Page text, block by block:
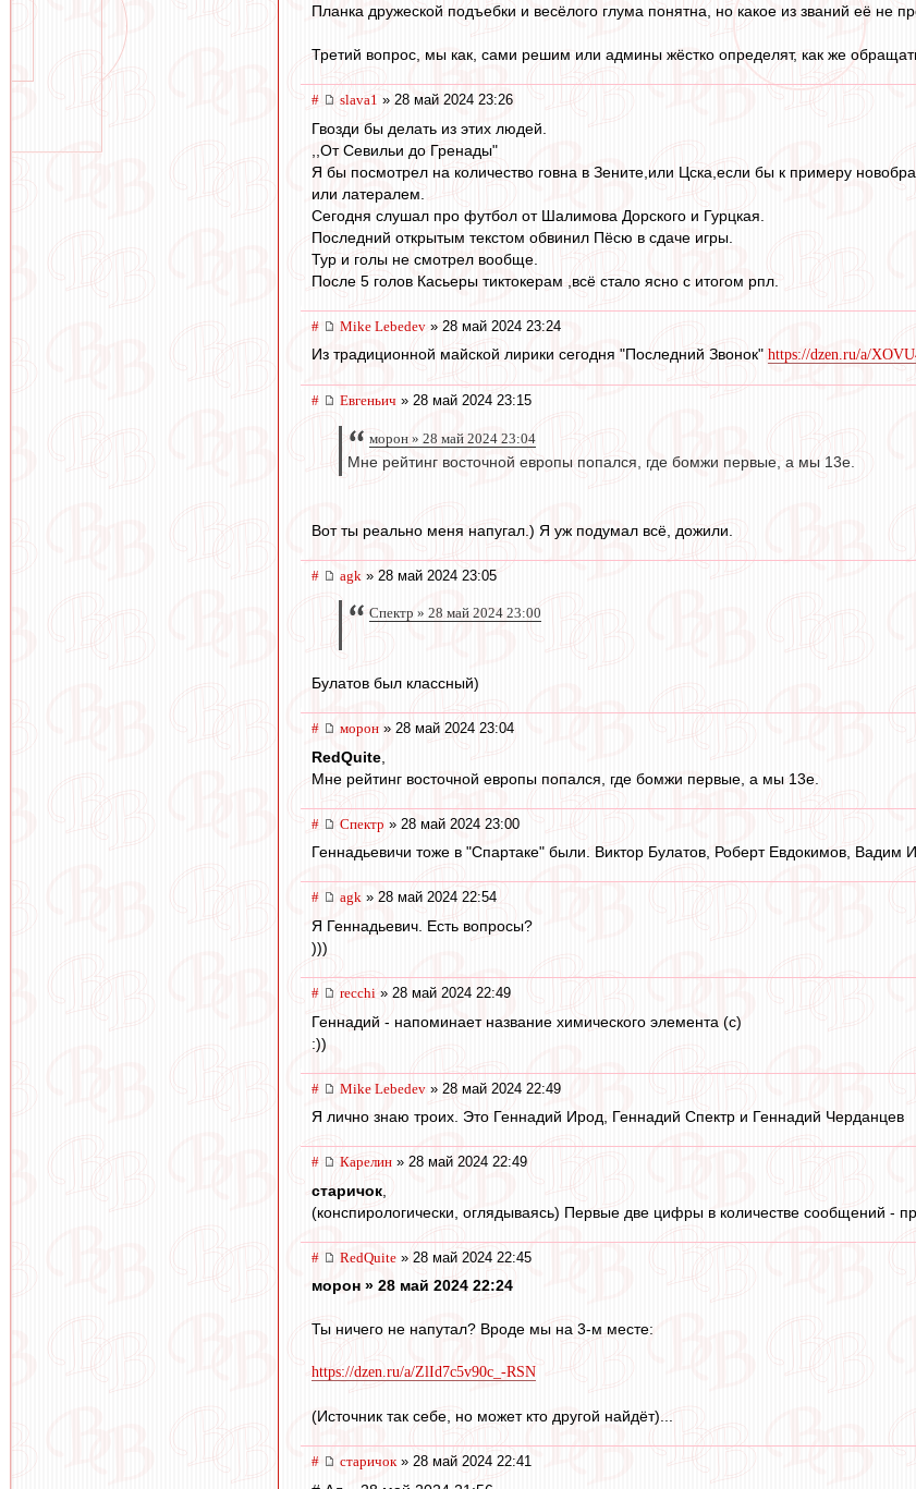
Планка дружеской подъебки и весёлого глума понятна, но какое из званий её не
Третий вопрос, мы как, сами решим или админы жёстко определят, как же
# slava1 » 28 май 2024 23:26
Гвозди бы делать из этих людей.
,,От Севильи до Гренады"
Я бы посмотрел на количество говна в Зените,или Цска,если бы к примеру
или латералем.
Сегодня слушал про футбол от Шалимова Дорского и Гурцкая.
Последний открытым текстом обвинил Пёсю в сдаче игры.
Тур и голы не смотрел вообще.
После 5 голов Касьеры тиктокерам ,всё стало ясно с итогом рпл.
# Mike Lebedev » 28 май 2024 23:24
Из традиционной майской лирики сегодня "Последний Звонок" https://dzen.ru/a/
# Евгеньич » 28 май 2024 23:15
морон » 28 май 2024 23:04
Мне рейтинг восточной европы попался, где бомжи первые, а мы 13е.
Вот ты реально меня напугал.) Я уж подумал всё, дожили.
# agk » 28 май 2024 23:05
Спектр » 28 май 2024 23:00
Булатов был классный)
# морон » 28 май 2024 23:04
RedQuite
Мне рейтинг восточной европы попался, где бомжи первые, а мы 13е.
# Спектр » 28 май 2024 23:00
Геннадьевичи тоже в "Спартаке" были. Виктор Булатов, Роберт Евдокимов, Вадим
# agk » 28 май 2024 22:54
Я Геннадьевич. Есть вопросы?
)))
# recchi » 28 май 2024 22:49
Геннадий - напоминает название химического элемента (с)
:))
# Mike Lebedev » 28 май 2024 22:49
Я лично знаю троих. Это Геннадий Ирод, Геннадий Спектр и Геннадий Черданцев
# Карелин » 28 май 2024 22:49
старичок
(конспирологически, оглядываясь) Первые две цифры в количестве сообщений -
# RedQuite » 28 май 2024 22:45
морон » 28 май 2024 22:24
Ты ничего не напутал? Вроде мы на 3-м месте:
https://dzen.ru/a/ZlId7c5v90c_-RSN
(Источник так себе, но может кто другой найдёт)...
# старичок» 28 май 2024 22:41